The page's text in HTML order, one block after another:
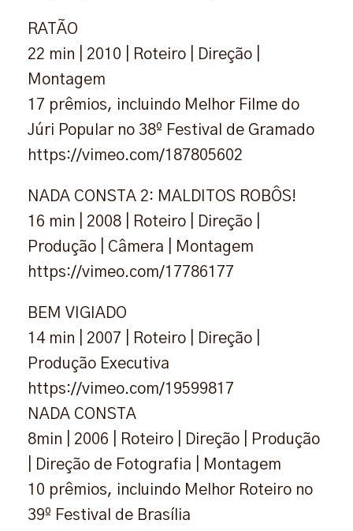
RATÃO
22 min | 2010 | Roteiro | Direção |
Montagem
17 prêmios, incluindo Melhor Filme do
Júri Popular no 38º Festival de Gramado
https://vimeo.com/187805602
NADA CONSTA 2: MALDITOS ROBÔS!
16 min | 2008 | Roteiro | Direção |
Produção | Câmera | Montagem
https://vimeo.com/17786177
BEM VIGIADO
14 min | 2007 | Roteiro | Direção |
Produção Executiva
https://vimeo.com/19599817
NADA CONSTA
8min | 2006 | Roteiro | Direção | Produção
| Direção de Fotografia | Montagem
10 prêmios, incluindo Melhor Roteiro no
39º Festival de Brasília